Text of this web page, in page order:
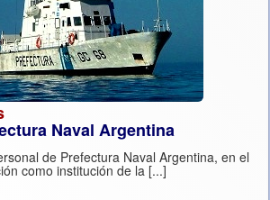
Naval Argentina
de Prefectura Naval Argentina, en el
día de su incorporación como institución de la [...]